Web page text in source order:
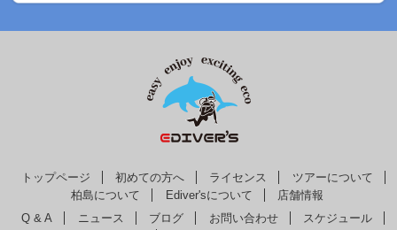
トップページ 初めての方へ ライセンス
ツアーについて
柏島について
Ediver'sについて
店舗情報
Q & A
ニュース ブログ お問い合わせ
スケジュール